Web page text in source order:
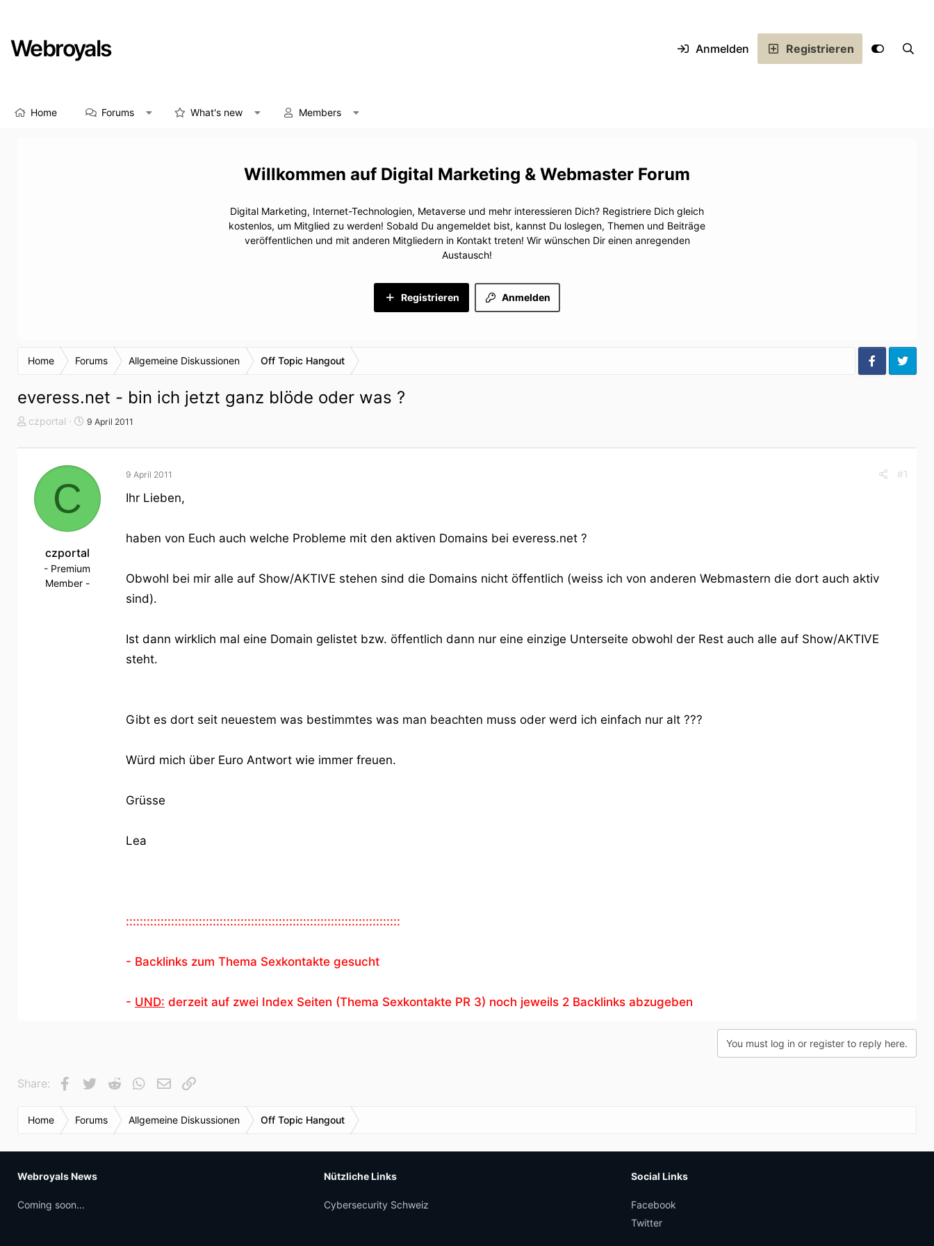
Webroyals Anmelden Registrieren
Home Forums What's new Members
Digital Marketing & Webmaster Forum
Digital Marketing, Internet-Technologien, Metaverse und mehr interessieren Dich? Registriere Dich gleich
kostenlos, um Mitglied zu werden! Sobald Du angemeldet bist, kannst Du loslegen, Themen und Beiträge
veröffentlichen und mit anderen Mitgliedern in Kontakt treten! Wir wünschen Dir einen anregenden
Austausch!
Anmelden
Registrieren
Home Forums Allgemeine Diskussionen Off Topic Hangout
everess.net - bin ich jetzt ganz blöde oder was ?
T
czportal
S
t
m
9 April 2011
C
czportal
- Premium
Member -
9 April 2011 #1
Ihr Lieben,
haben von Euch auch welche Probleme mit den aktiven Domains bei everess.net ?
Obwohl bei mir alle auf Show/AKTIVE stehen sind die Domains nicht öffentlich (weiss ich von anderen Webmastern die dort auch aktiv
sind).
Ist dann wirklich mal eine Domain gelistet bzw. öffentlich dann nur eine einzige Unterseite obwohl der Rest auch alle auf Show/AKTIVE
steht.
Gibt es dort seit neuestem was bestimmtes was man beachten muss oder werd ich einfach nur alt ???
Würd mich über Euro Antwort wie immer freuen.
Grüsse
Lea
:::::::::::::::::::::::::::::::::::::::::::::::::::::::::::::::::::::::::::::::
- Backlinks zum Thema Sexkontakte gesucht
- UND: derzeit auf zwei Index Seiten (Thema Sexkontakte PR 3) noch jeweils 2 Backlinks abzugeben
You must log in or register to reply here.
Share: FacebookTwitterReddit WhatsApp
E-Mail
Home Forums Allgemeine Diskussionen Off Topic Hangout
Webroyals News
Coming soon...
Nützliche Links
Cybersecurity Schweiz
Social Links
Facebook
Twitter